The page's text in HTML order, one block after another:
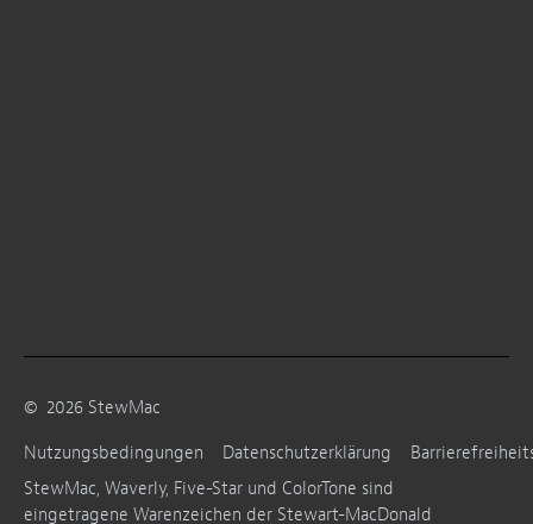
© 2026 StewMac
Nutzungsbedingungen
Datenschutzerklärung
StewMac, Waverly, Five-Star und ColorTone sind
eingetragene Warenzeichen der Stewart-MacDonald